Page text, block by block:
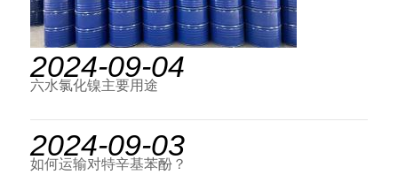
2024-09-04
六水氯化镍主要用途
2024-09-03
如何运输对特辛基苯酚？